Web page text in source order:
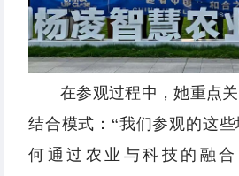
在参观过程中，她重点
结合模式：“我们参观的这
何通过农业与科技的融